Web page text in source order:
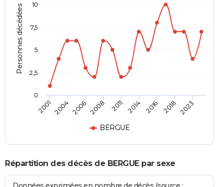
Personnes décédées
BERGUE
20012004 20062008 2011 2014 2016 2018 2023
0
2,5
5
7,5
10
Répartition des décès de BERGUE par sexe